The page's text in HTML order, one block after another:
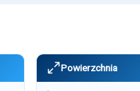
Powierzchnia